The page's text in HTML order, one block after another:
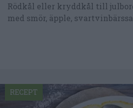
Rödkål eller kryddkål till
med smör, äpple,
RECEPT